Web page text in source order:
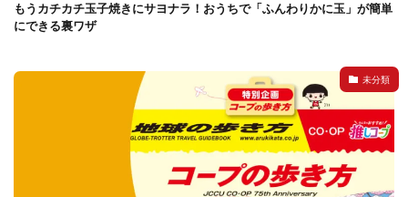
もうカチカチ玉子焼きにサヨナラ！おうちで「ふんわりかに玉」が簡単
にできる裏ワザ
未分類